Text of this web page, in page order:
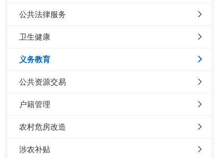
公共法律服务
卫生健康
义务教育
公共资源交易
户籍管理
农村危房改造
涉农补贴